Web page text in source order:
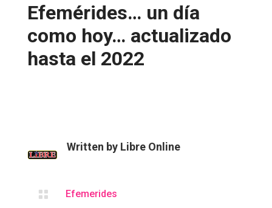
Efemérides… un día
como hoy… actualizado
hasta el 2022
Written by Libre Online
 Efemerides